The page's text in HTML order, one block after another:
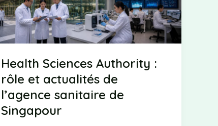
Health Sciences Authority :
rôle et actualités de
l’agence sanitaire de
Singapour